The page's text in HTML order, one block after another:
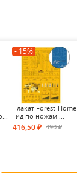
- 15%
Плакат Forest-Home
Гид по ножам ...
416,50 ₽ 490₽